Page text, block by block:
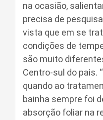
na ocasião,
precisa de
vista que em se
condições de
são muito
Centro-sul do pais.
quando ao
bainha sempre foi
absorção foliar na